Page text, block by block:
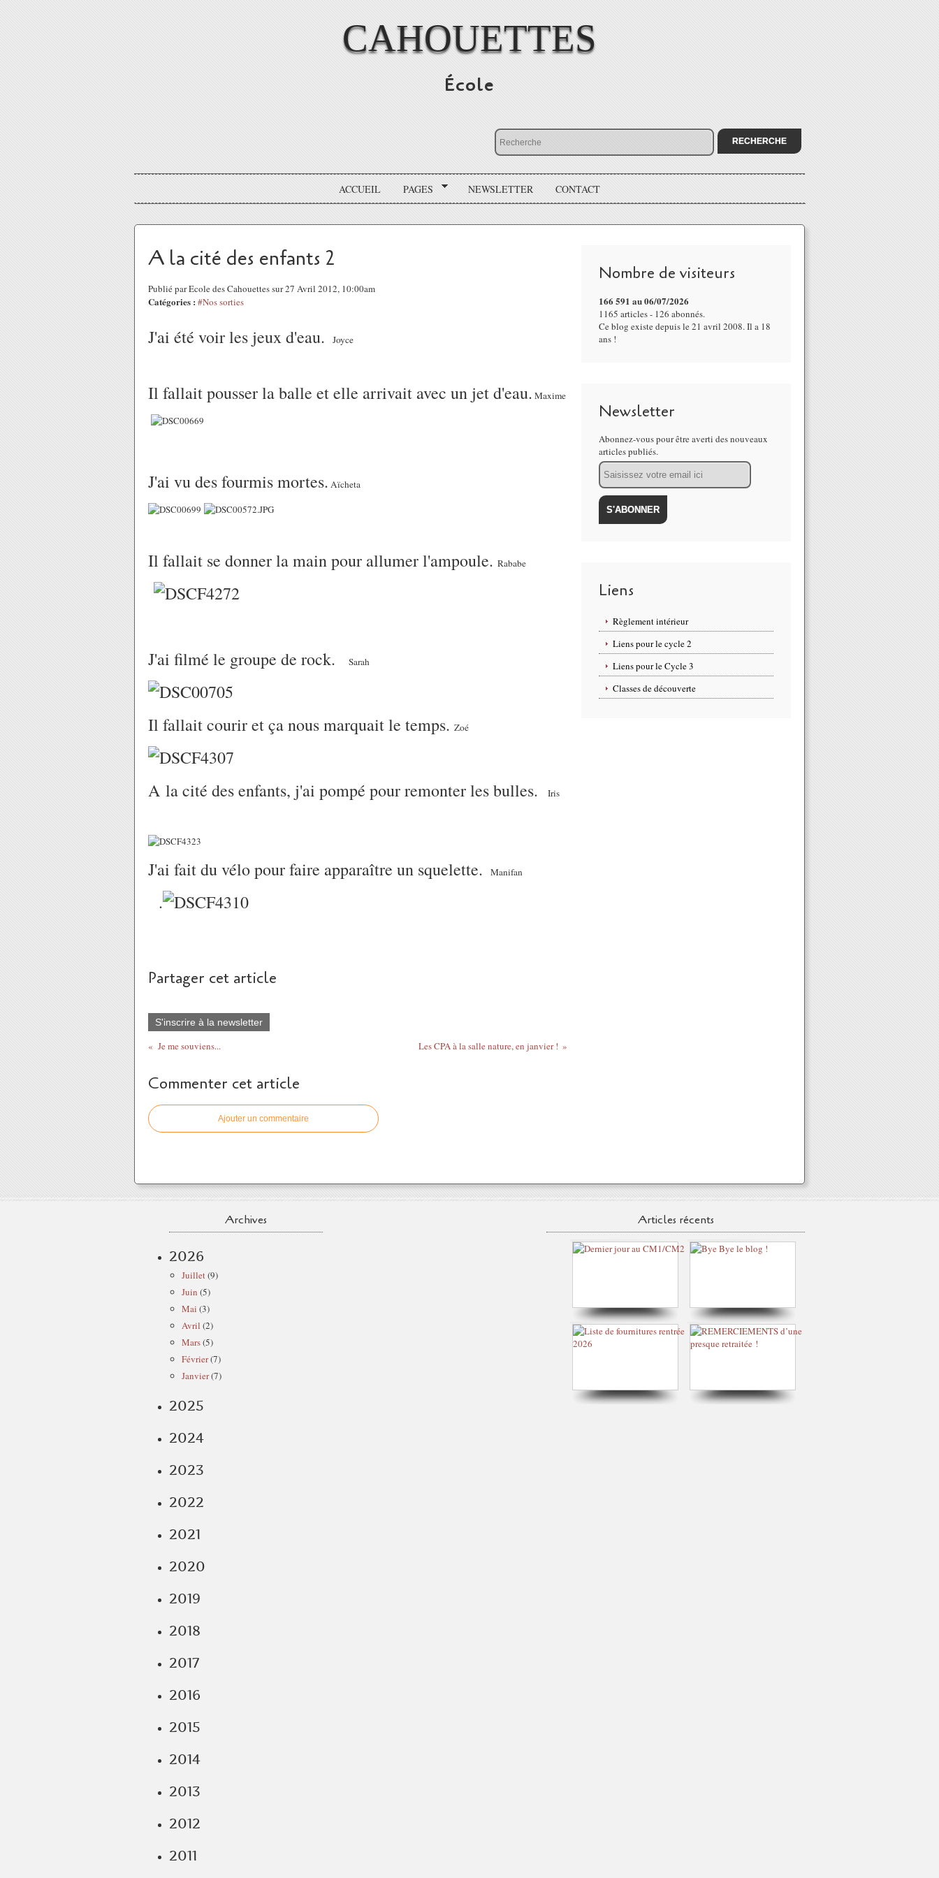
CAHOUETTES
École
ACCUEIL PAGES NEWSLETTER CONTACT
A la cité des enfants 2
Publié par Ecole des Cahouettes sur 27 Avril 2012, 10:00am
Catégories : #Nos sorties
J'ai été voir les jeux d'eau. Joyce
Il fallait pousser la balle et elle arrivait avec un jet d'eau. Maxime
J'ai vu des fourmis mortes. Aïcheta
Il fallait se donner la main pour allumer l'ampoule. Rababe
J'ai filmé le groupe de rock. Sarah
Il fallait courir et ça nous marquait le temps. Zoé
A la cité des enfants, j'ai pompé pour remonter les bulles. Iris
J'ai fait du vélo pour faire apparaître un squelette. Manifan
.
Partager cet article
S'inscrire à la newsletter
Je me souviens... Les CPA à la salle nature, en janvier !
Commenter cet article
Ajouter un commentaire
Nombre de visiteurs
166 591 au 06/07/2026
1165 articles - 126 abonnés.
Ce blog existe depuis le 21 avril 2008. Il a 18
ans !
Newsletter
Abonnez-vous pour être averti des nouveaux
articles publiés.
Email
Liens
Règlement intérieur
Liens pour le cycle 2
Liens pour le Cycle 3
Classes de découverte
Archives
2026
Juillet(9)
Juin (5)
Mai (3)
Avril (2)
Mars(5)
Février(7)
Janvier(7)
2025
2024
2023
2022
2021
2020
2019
2018
2017
2016
2015
2014
2013
2012
2011
Articles récents